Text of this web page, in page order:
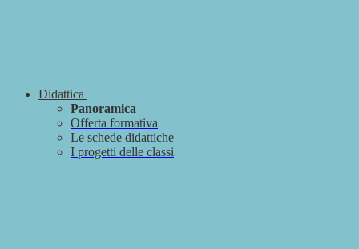
Didattica
Panoramica
Offerta formativa
Le schede didattiche
I progetti delle classi